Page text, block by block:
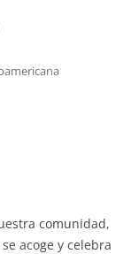
comunidad,
acoge y celebra